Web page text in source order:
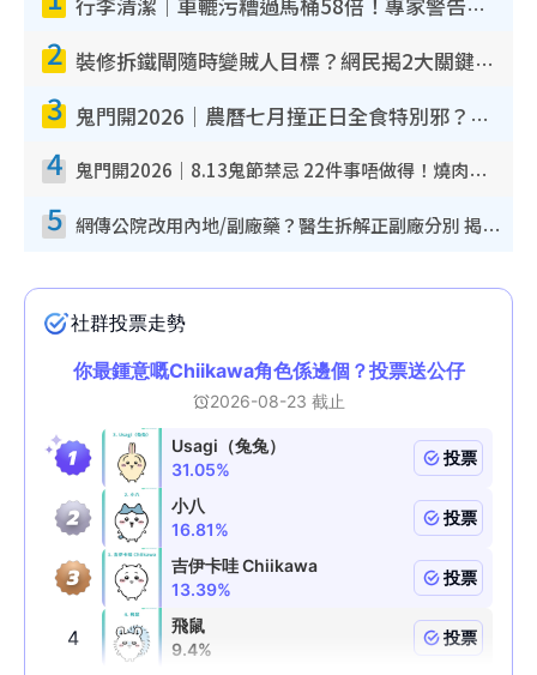
行李清潔｜車轆污糟過馬桶58倍！專家警告忌用酒精抹 教1招免污手除菌
2 裝修拆鐵閘隨時變賊人目標？網民揭2大關鍵用途：裝新式等於白裝？附新舊鐵閘分別
3 鬼門開2026｜農曆七月撞正日全食特別邪？專家警告切忌做一事！揭4大禁忌+2招保平安
4 鬼門開2026｜8.13鬼節禁忌 22件事唔做得！燒肉、刺身要少食？半夜勿吹口哨/打呢個電話
5 網傳公院改用內地/副廠藥？醫生拆解正副廠分別 揭4類人換藥隨時出事